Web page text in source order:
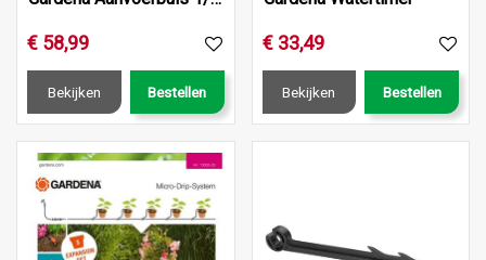
€ 58,99
Bekijken Bestellen
€ 33,49
Bekijken Bestellen